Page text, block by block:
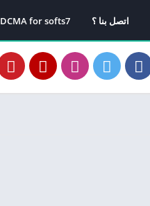
اتصل بنا ؟ DCMA for softs7